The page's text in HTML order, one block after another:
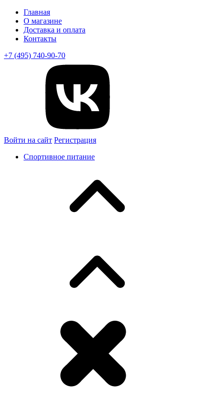
Главная
О магазине
Доставка и оплата
Контакты
+7 (495) 740-90-70
Войти на сайт Регистрация
Спортивное питание